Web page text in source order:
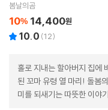
봄날의곰
10% 14,400원
10.0 (12)
홀로 지내는 할아버지 집에
된 꼬마 유령 열 마리! 돌봄
미를 되새기는 따뜻한 이야기